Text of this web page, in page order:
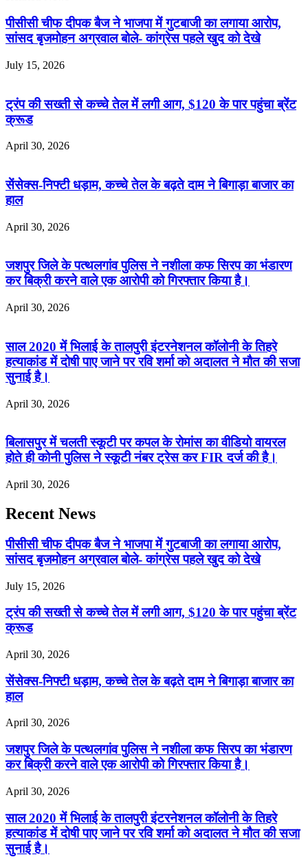
पीसीसी चीफ दीपक बैज ने भाजपा में गुटबाजी का लगाया आरोप,
सांसद बृजमोहन अग्रवाल बोले- कांग्रेस पहले खुद को देखे
July 15, 2026
ट्रंप की सख्ती से कच्चे तेल में लगी आग, $120 के पार पहुंचा ब्रेंट
क्रूड
April 30, 2026
सेंसेक्स-निफ्टी धड़ाम, कच्चे तेल के बढ़ते दाम ने बिगाड़ा बाजार का
हाल
April 30, 2026
जशपुर जिले के पत्थलगांव पुलिस ने नशीला कफ सिरप का भंडारण
कर बिक्री करने वाले एक आरोपी को गिरफ्तार किया है।
April 30, 2026
साल 2020 में भिलाई के तालपुरी इंटरनेशनल कॉलोनी के तिहरे
हत्याकांड में दोषी पाए जाने पर रवि शर्मा को अदालत ने मौत की सजा
सुनाई है।
April 30, 2026
बिलासपुर में चलती स्कूटी पर कपल के रोमांस का वीडियो वायरल
होते ही कोनी पुलिस ने स्कूटी नंबर ट्रेस कर FIR दर्ज की है।
April 30, 2026
Recent News
पीसीसी चीफ दीपक बैज ने भाजपा में गुटबाजी का लगाया आरोप,
सांसद बृजमोहन अग्रवाल बोले- कांग्रेस पहले खुद को देखे
July 15, 2026
ट्रंप की सख्ती से कच्चे तेल में लगी आग, $120 के पार पहुंचा ब्रेंट
क्रूड
April 30, 2026
सेंसेक्स-निफ्टी धड़ाम, कच्चे तेल के बढ़ते दाम ने बिगाड़ा बाजार का
हाल
April 30, 2026
जशपुर जिले के पत्थलगांव पुलिस ने नशीला कफ सिरप का भंडारण
कर बिक्री करने वाले एक आरोपी को गिरफ्तार किया है।
April 30, 2026
साल 2020 में भिलाई के तालपुरी इंटरनेशनल कॉलोनी के तिहरे
हत्याकांड में दोषी पाए जाने पर रवि शर्मा को अदालत ने मौत की सजा
सुनाई है।